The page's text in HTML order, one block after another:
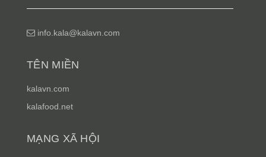
info.kala@kalavn.com
TÊN MIỀN
kalavn.com
kalafood.net
MẠNG XÃ HỘI